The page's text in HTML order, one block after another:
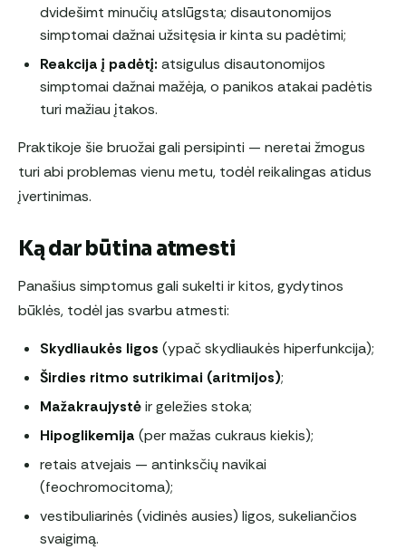
dvidešimt minučių atslūgsta; disautonomijos
simptomai dažnai užsitęsia ir kinta su padėtimi;
Reakcija į padėtį: atsigulus disautonomijos
simptomai dažnai mažėja, o panikos atakai padėtis
turi mažiau įtakos.
Praktikoje šie bruožai gali persipinti — neretai žmogus
turi abi problemas vienu metu, todėl reikalingas atidus
įvertinimas.
Ką dar būtina atmesti
Panašius simptomus gali sukelti ir kitos, gydytinos
būklės, todėl jas svarbu atmesti:
Skydliaukės ligos (ypač skydliaukės hiperfunkcija);
Širdies ritmo sutrikimai (aritmijos);
Mažakraujystėir geležies stoka;
Hipoglikemija (per mažas cukraus kiekis);
retais atvejais — antinksčių navikai
(feochromocitoma);
vestibuliarinės (vidinės ausies) ligos, sukeliančios
svaigimą.